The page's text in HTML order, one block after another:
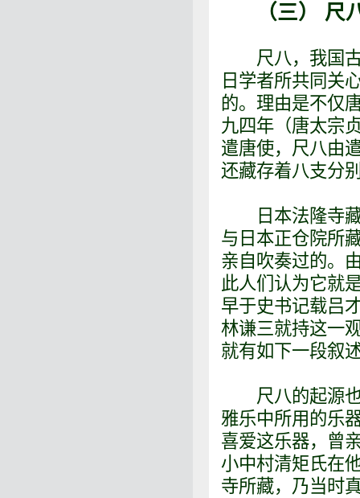
（三） 尺
尺八，我国古
日学者所共同关
的。理由是不仅
九四年（唐太宗
遣唐使，尺八由
还藏存着八支分
日本法隆寺藏
与日本正仓院所
亲自吹奏过的。
此人们认为它就
早于史书记载吕
林谦三就持这一
就有如下一段叙
尺八的起源也
雅乐中所用的乐
喜爱这乐器，曾
小中村清矩氏在
寺所藏，乃当时